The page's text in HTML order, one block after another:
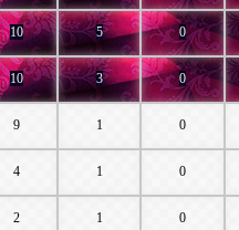
10 5 0
10 3 0
9 1 0
4 1 0
2 1 0